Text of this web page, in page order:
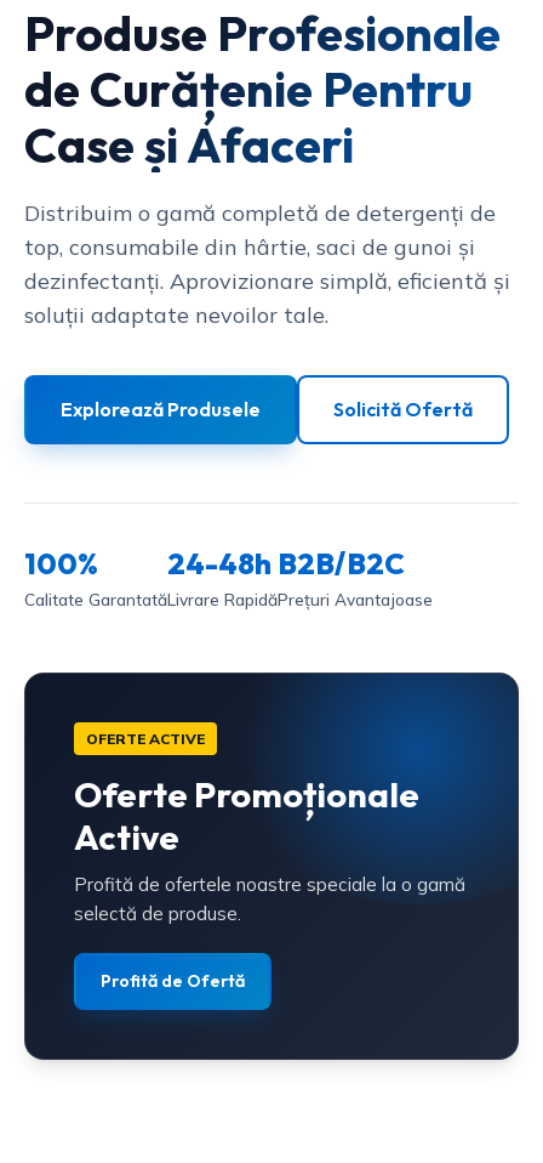
Produse Profesionale
de Curățenie Pentru
Case și Afaceri
Distribuim o gamă completă de detergenți de
top, consumabile din hârtie, saci de gunoi și
dezinfectanți. Aprovizionare simplă, eficientă și
soluții adaptate nevoilor tale.
Explorează Produsele Solicită Ofertă
100%
Calitate Garantată
24-48h
Livrare Rapidă
B2B/B2C
Prețuri Avantajoase
OFERTE ACTIVE
Oferte Promoționale
Active
Profită de ofertele noastre speciale la o gamă
selectă de produse.
Profită de Ofertă